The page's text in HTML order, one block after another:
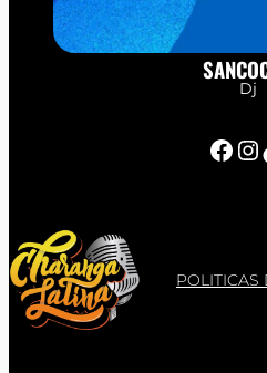
Dj
Facebook Instagram
POLITICAS